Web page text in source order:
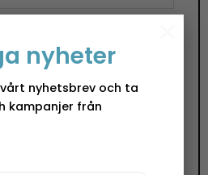
nyheter
nyhetsbrev och ta
kampanjer från
till nästa gång jag